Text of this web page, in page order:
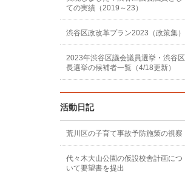
ての実績（2019～23）
渋谷区政改革プラン2023（政策集）
2023年渋谷区議会議員選挙・渋谷区
長選挙の候補者一覧（4/18更新）
活動日記
荒川区の子育て事故予防施策の視察
代々木大山公園の仮設校舎計画につ
いて要望書を提出